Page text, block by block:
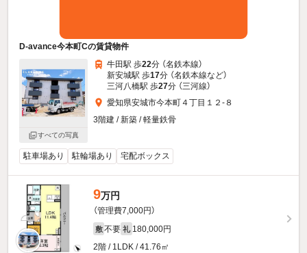
D-avance今本町Cの賃貸物件
すべての写真
牛田駅 歩22分 （名鉄本線）
新安城駅 歩17分 （名鉄本線など）
三河八橋駅 歩27分 （三河線）
愛知県安城市今本町４丁目１２-８
3階建 / 新築 / 軽量鉄骨
駐車場あり 駐輪場あり 宅配ボックス
9万円
（管理費7,000円）
敷 不要 礼 180,000円
2階 / 1LDK / 41.76㎡